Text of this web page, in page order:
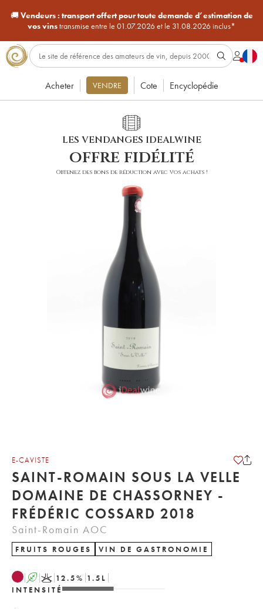
🚚Vendeurs : transport offert pour toute demande d’estimation de
vos vinstransmise entre le 01.07.2026 et le 31.08.2026 inclus*
Acheter VENDRE Cote Encyclopédie
LES VENDANGES IDEALWINE
offre fidélité
Obtenez des bons de réduction avec vos achats !
E-CAVISTE
SAINT-ROMAIN SOUS LA VELLE
DOMAINE DE CHASSORNEY -
FRÉDÉRIC COSSARD 2018
Saint-Romain AOC
FRUITS ROUGES VIN DE GASTRONOMIE
A K 12.5% 1.5 L
INTENSITÉ